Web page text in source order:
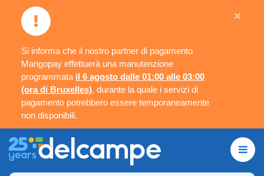
Si informa che il nostro partner di pagamento
Mangopay effettuerà una manutenzione
programmata il 6 agosto dalle 01:00 alle 03:00
(ora di Bruxelles), durante la quale i servizi di
pagamento potrebbero essere temporaneamente
non disponibili.
×